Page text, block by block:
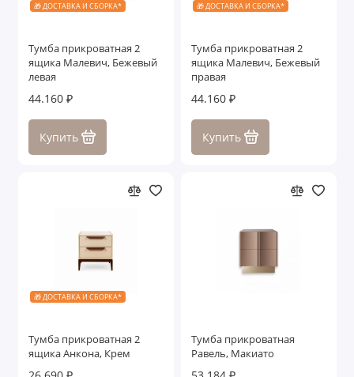
🎁 ДОСТАВКА И СБОРКА*
Тумба прикроватная 2
ящика Малевич, Бежевый
левая
44.160 ₽
Купить
🎁 ДОСТАВКА И СБОРКА*
Тумба прикроватная 2
ящика Малевич, Бежевый
правая
44.160 ₽
Купить
🎁 ДОСТАВКА И СБОРКА*
Тумба прикроватная 2
ящика Анкона, Крем
Тумба прикроватная
Равель, Макиато